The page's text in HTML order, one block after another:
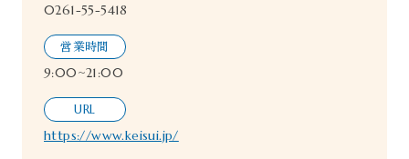
0261-55-5418
営業時間
9:00~21:00
URL
https://www.keisui.jp/